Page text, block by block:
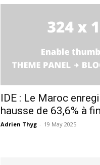
IDE : Le Maroc
hausse de 63,6% à
Adrien Thyg - 19 May 2025